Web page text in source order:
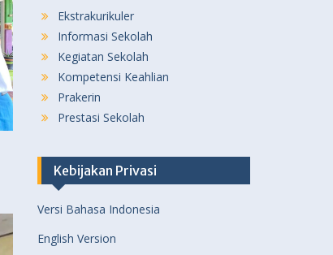
Ekstrakurikuler
Informasi Sekolah
Kegiatan Sekolah
Kompetensi Keahlian
Prakerin
Prestasi Sekolah
Kebijakan Privasi
Versi Bahasa Indonesia
English Version